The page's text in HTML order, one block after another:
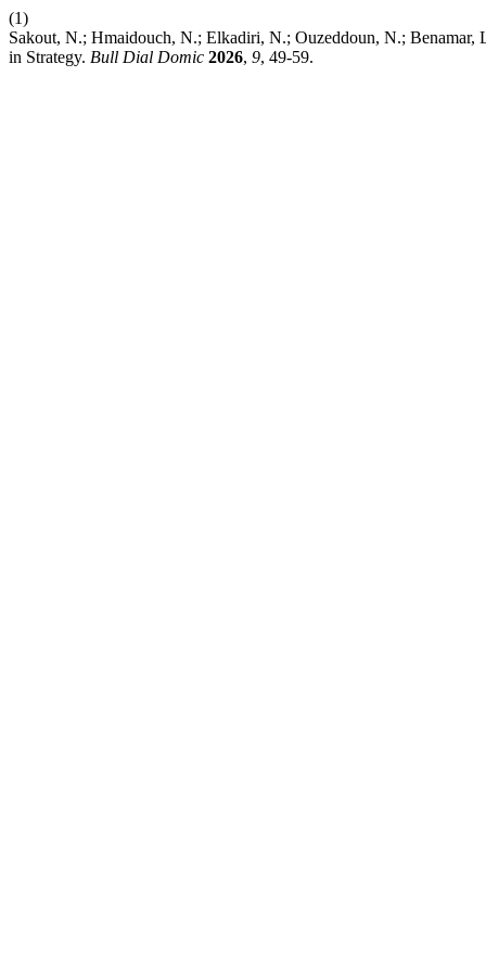
(1)
Sakout, N.; Hmaidouch, N.; Elkadiri, N.; Ouzeddoun, N.; Benamar,
in Strategy. Bull Dial Domic 2026, 9, 49-59.